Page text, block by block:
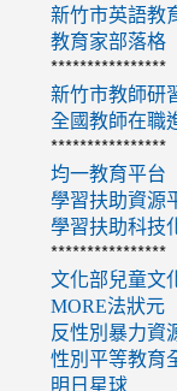
新竹市英語教
教育家部落格
****************
新竹市教師研
全國教師在職
****************
均一教育平台
學習扶助資源
學習扶助科技
****************
文化部兒童文
MORE法狀元
反性別暴力資
性別平等教育
明日星球